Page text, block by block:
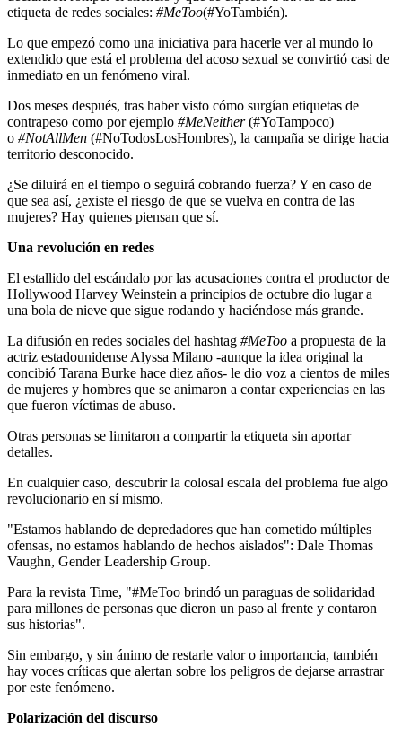
etiqueta de redes sociales: #MeToo(#YoTambién).
Lo que empezó como una iniciativa para hacerle ver al mundo lo
extendido que está el problema del acoso sexual se convirtió casi de
inmediato en un fenómeno viral.
Dos meses después, tras haber visto cómo surgían etiquetas de
contrapeso como por ejemplo #MeNeither(#YoTampoco)
o #NotAllMen (#NoTodosLosHombres), la campaña se dirige hacia
territorio desconocido.
¿Se diluirá en el tiempo o seguirá cobrando fuerza? Y en caso de
que sea así, ¿existe el riesgo de que se vuelva en contra de las
mujeres? Hay quienes piensan que sí.
Una revolución en redes
El estallido del escándalo por las acusaciones contra el productor de
Hollywood Harvey Weinstein a principios de octubre dio lugar a
una bola de nieve que sigue rodando y haciéndose más grande.
La difusión en redes sociales del hashtag #MeToo a propuesta de la
actriz estadounidense Alyssa Milano -aunque la idea original la
concibió Tarana Burke hace diez años- le dio voz a cientos de miles
de mujeres y hombres que se animaron a contar experiencias en las
que fueron víctimas de abuso.
Otras personas se limitaron a compartir la etiqueta sin aportar
detalles.
En cualquier caso, descubrir la colosal escala del problema fue algo
revolucionario en sí mismo.
"Estamos hablando de depredadores que han cometido múltiples
ofensas, no estamos hablando de hechos aislados": Dale Thomas
Vaughn, Gender Leadership Group.
Para la revista Time, "#MeToo brindó un paraguas de solidaridad
para millones de personas que dieron un paso al frente y contaron
sus historias".
Sin embargo, y sin ánimo de restarle valor o importancia, también
hay voces críticas que alertan sobre los peligros de dejarse arrastrar
por este fenómeno.
Polarización del discurso